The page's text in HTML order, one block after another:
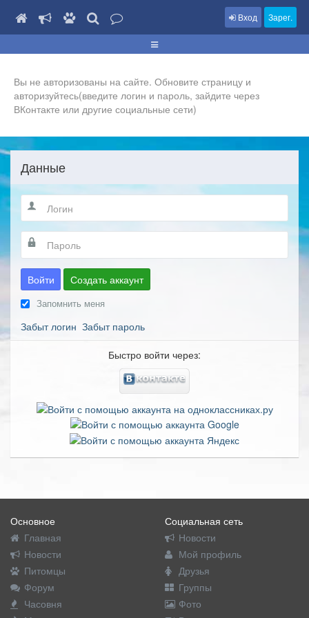
Вход Зарег.
Вы не авторизованы на сайте. Обновите страницу и
авторизуйтесь(введите логин и пароль, зайдите через
ВКонтакте или другие социальные сети)
Данные
Войти Создать аккаунт
Запомнить меня
Забыт логин Забыт пароль
Быстро войти через:
Основное
Главная
Новости
Питомцы
Форум
Часовня
Социальная сеть
Новости
Мой профиль
Друзья
Группы
Фото